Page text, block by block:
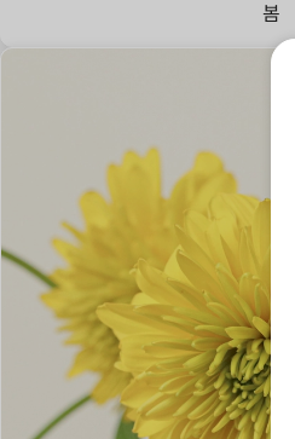
봄